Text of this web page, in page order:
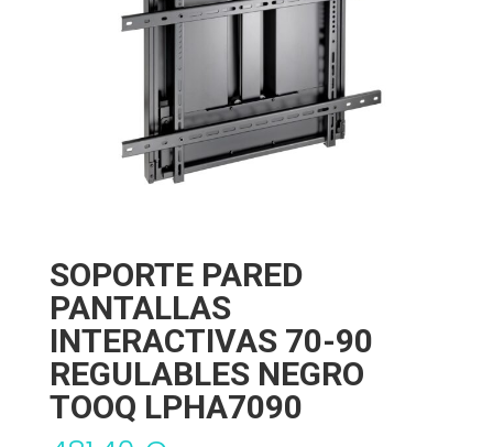
SOPORTE PARED
PANTALLAS
INTERACTIVAS 70-90
REGULABLES NEGRO
TOOQ LPHA7090